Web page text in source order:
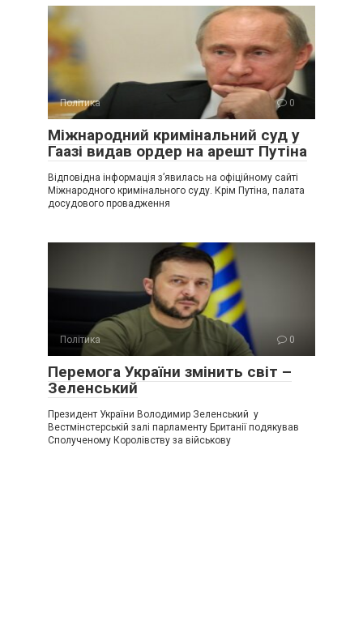
Політика 0
Міжнародний кримінальний суд у
Гаазі видав ордер на арешт Путіна
Відповідна інформація з’явилась на офіційному сайті
Міжнародного кримінального суду. Крім Путіна, палата
досудового провадження
Політика 0
Перемога України змінить світ –
Зеленський
Президент України Володимир Зеленський у
Вестмінстерській залі парламенту Британії подякував
Сполученому Королівству за військову